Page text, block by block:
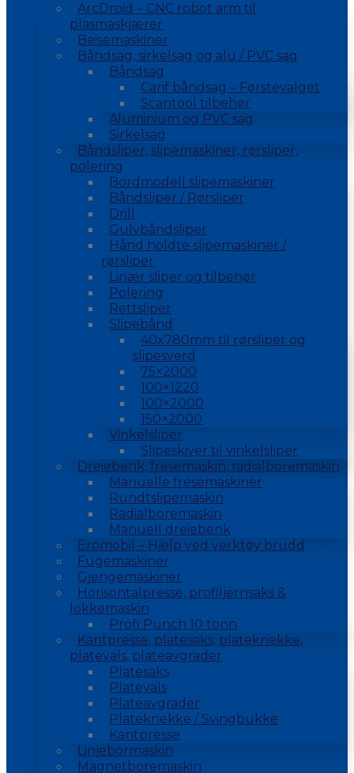
ArcDroid – CNC robot arm til
plasmaskjærer
Beisemaskiner
Båndsag, sirkelsag og alu / PVC sag
Båndsag
Carif båndsag – Førstevalget
Scantool tilbehør
Aluminium og PVC sag
Sirkelsag
Båndsliper, slipemaskiner, rørsliper,
polering
Bordmodell slipemaskiner
Båndsliper / Rørsliper
Drill
Gulvbåndsliper
Hånd holdte slipemaskiner /
rørsliper
Linær sliper og tilbehør
Polering
Rettsliper
Slipebånd
40x780mm til rørsliper og
slipesverd
75×2000
100×1220
100×2000
150×2000
Vinkelsliper
Slipeskiver til vinkelsliper
Dreiebenk, fresemaskin, radialboremaskin
Manuelle fresemaskiner
Rundtslipemaskin
Radialboremaskin
Manuell dreiebenk
Eromobil – Hjelp ved verktøy brudd
Fugemaskiner
Gjengemaskiner
Horisontalpresse, profiljernsaks &
lokkemaskin
Profi Punch 10 tonn
Kantpresse, platesaks, plateknekke,
platevals, plateavgrader
Platesaks
Platevals
Plateavgrader
Plateknekke / Svingbukke
Kantpresse
Linjebormaskin
Magnetboremaskin